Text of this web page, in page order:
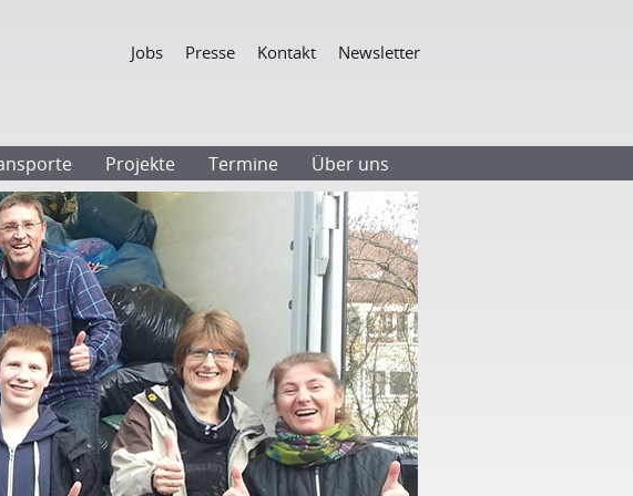
Navigation
Jobs Presse Kontakt Newsletter
Projekte Termine Über uns